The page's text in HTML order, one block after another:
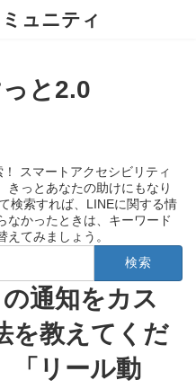
ュニティ
と2.0
スマートアクセシビリティ
きっとあなたの助けにもなり
検索すれば、LINEに関する情
なかったときは、キーワード
てみましょう。
通知をカス
を教えてくだ
「リール動